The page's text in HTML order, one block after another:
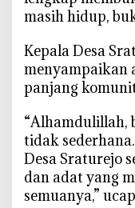
masih hidup,
‎Kepala Desa
menyampaikan
panjang
‎“Alhamdulillah,
tidak
Desa Sraturejo
dan adat yang
semuanya,”